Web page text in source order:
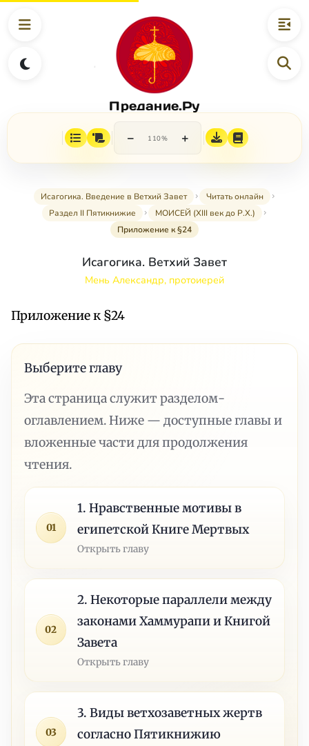
Предание.Ру
− 110% +
Исагогика. Введение в Ветхий Завет
Читать онлайн
Раздел II Пятикнижие
МОИСЕЙ (XIII век до Р.Х.)
Приложение к §24
Исагогика. Ветхий Завет
Мень Александр, протоиерей
Приложение к §24
Выберите главу
Эта страница служит разделом-
оглавлением. Ниже — доступные главы и
вложенные части для продолжения
чтения.
01
1. Нравственные мотивы в
египетской Книге Мертвых
Открыть главу
02
2. Некоторые параллели между
законами Хаммурапи и Книгой
Завета
Открыть главу
03
3. Виды ветхозаветных жертв
согласно Пятикнижию